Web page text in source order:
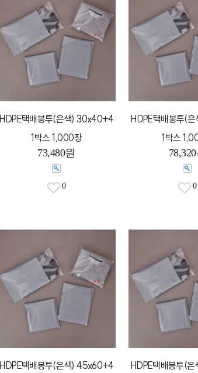
HDPE택배봉투(은색) 30x40+4
1박스 1,000장
73,480원
0
HDPE택배봉투(
1박스
0
HDPE택배봉투(은색) 45x60+4
HDPE택배봉투(